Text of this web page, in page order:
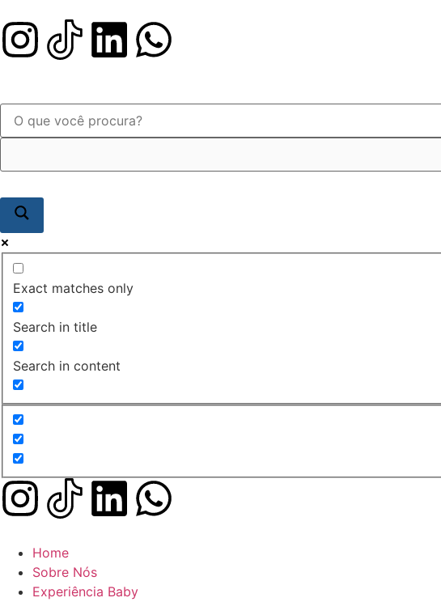
Exact matches only
Search in title
Search in content
Home
Sobre Nós
Experiência Baby